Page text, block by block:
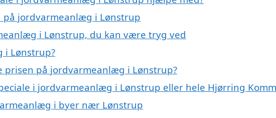
jordvarmeanlæg i Lønstrup
i Lønstrup, du kan være tryg ved
i Lønstrup?
prisen på jordvarmeanlæg i Lønstrup?
i jordvarmeanlæg i Lønstrup eller hele Hjørring
i byer nær Lønstrup